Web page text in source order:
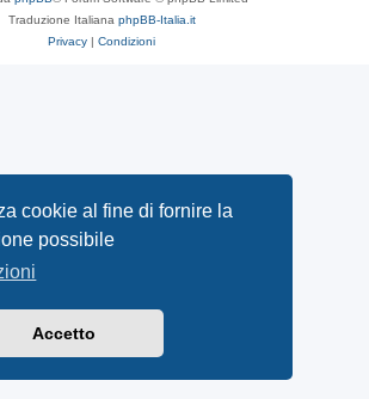
cookie al fine di fornire la
possibile
Accetto
Traduzione Italiana phpBB-Italia.it
Privacy | Condizioni